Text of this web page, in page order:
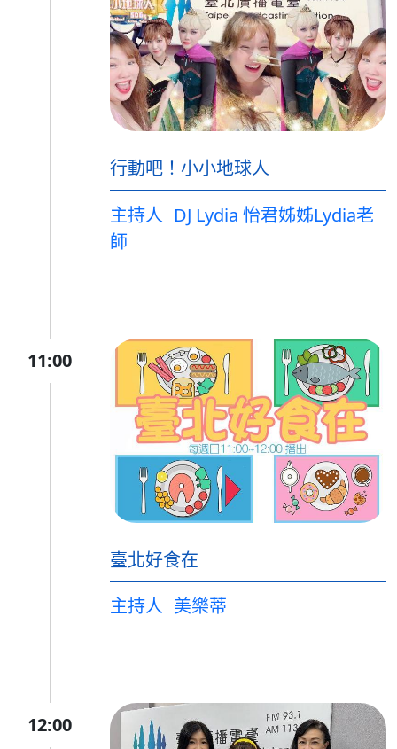
行動吧！小小地球人
主持人 DJ Lydia 怡君姊姊Lydia老
師
11:00
臺北好食在
主持人 美樂蒂
12:00